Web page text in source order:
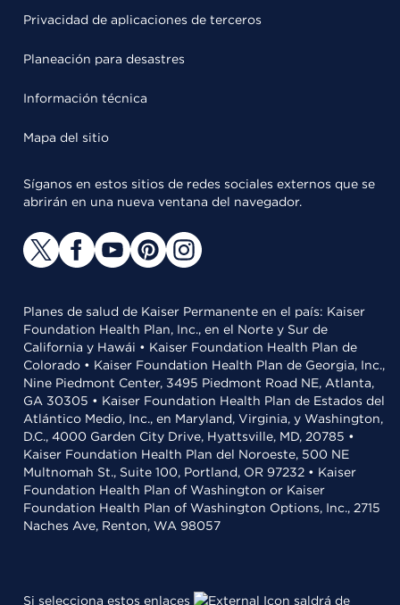
Privacidad de aplicaciones de terceros
Planeación para desastres
Información técnica
Mapa del sitio
Síganos en estos sitios de redes sociales externos que se
abrirán en una nueva ventana del navegador.
Planes de salud de Kaiser Permanente en el país: Kaiser
Foundation Health Plan, Inc., en el Norte y Sur de
California y Hawái • Kaiser Foundation Health Plan de
Colorado • Kaiser Foundation Health Plan de Georgia, Inc.,
Nine Piedmont Center, 3495 Piedmont Road NE, Atlanta,
GA 30305 • Kaiser Foundation Health Plan de Estados del
Atlántico Medio, Inc., en Maryland, Virginia, y Washington,
D.C., 4000 Garden City Drive, Hyattsville, MD, 20785 •
Kaiser Foundation Health Plan del Noroeste, 500 NE
Multnomah St., Suite 100, Portland, OR 97232 • Kaiser
Foundation Health Plan of Washington or Kaiser
Foundation Health Plan of Washington Options, Inc., 2715
Naches Ave, Renton, WA 98057
Si selecciona estos enlaces saldrá de